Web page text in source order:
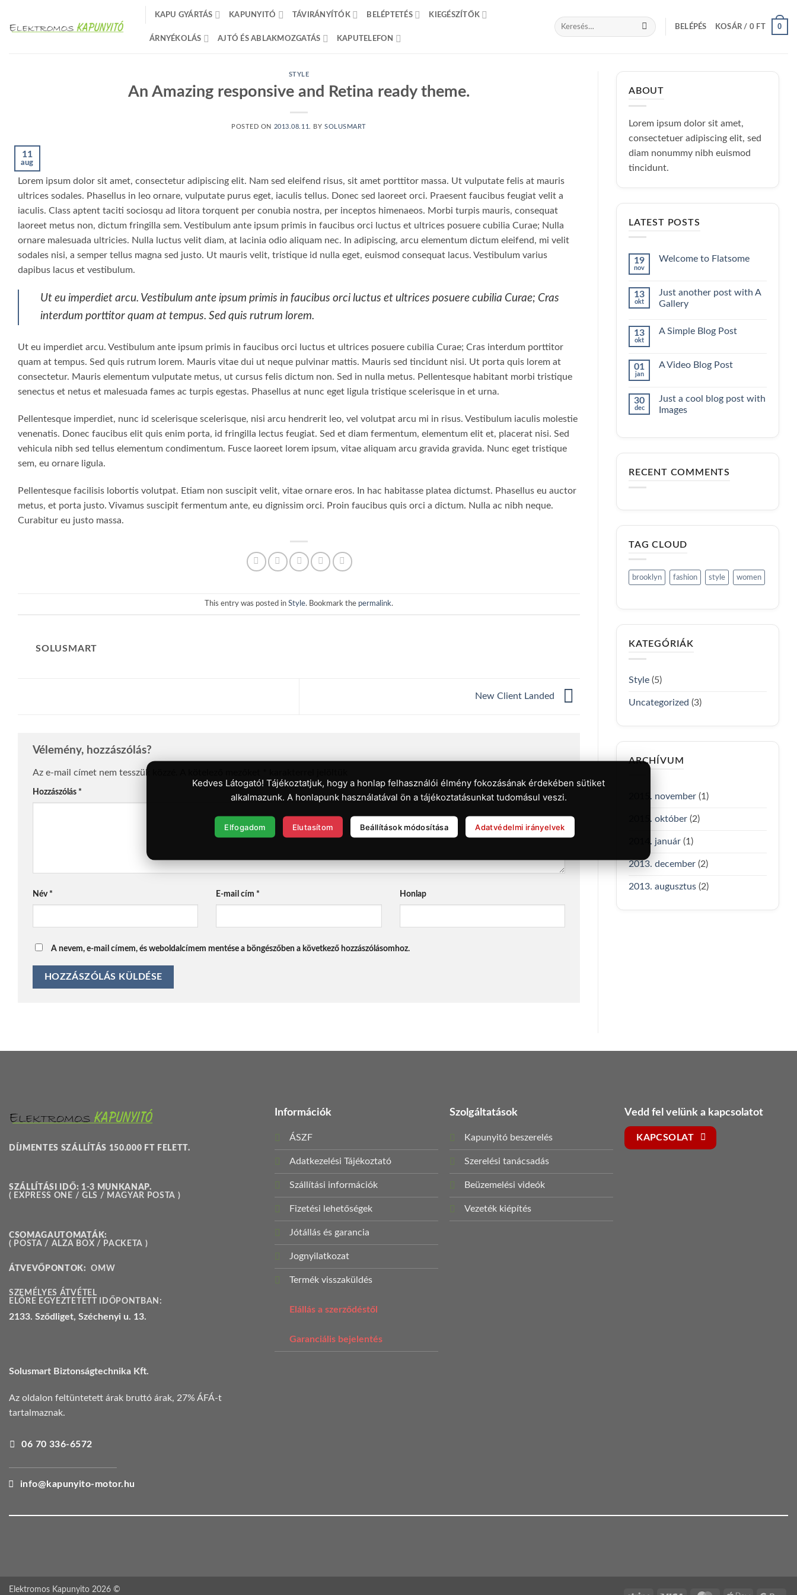
KAPU GYÁRTÁS KAPUNYITÓ TÁVIRÁNYÍTÓK BELÉPTETÉS KIEGÉSZÍTŐK
ÁRNYÉKOLÁS AJTÓ ÉS ABLAKMOZGATÁS KAPUTELEFON
Keresés
a
BELÉPÉS KOSÁR / 0 FT 0
STYLE
An Amazing responsive and Retina ready theme.
POSTED ON 2013.08.11. BY SOLUSMART
11
aug
Lorem ipsum dolor sit amet, consectetur adipiscing elit. Nam sed eleifend risus, sit amet porttitor massa. Ut vulputate felis at mauris
ultrices sodales. Phasellus in leo ornare, vulputate purus eget, iaculis tellus. Donec sed laoreet orci. Praesent faucibus feugiat velit a
iaculis. Class aptent taciti sociosqu ad litora torquent per conubia nostra, per inceptos himenaeos. Morbi turpis mauris, consequat
laoreet metus non, dictum fringilla sem. Vestibulum ante ipsum primis in faucibus orci luctus et ultrices posuere cubilia Curae; Nulla
ornare malesuada ultricies. Nulla luctus velit diam, at lacinia odio aliquam nec. In adipiscing, arcu elementum dictum eleifend, mi velit
sodales nisi, a semper tellus magna sed justo. Ut mauris velit, tristique id nulla eget, euismod consequat lacus. Vestibulum varius
dapibus lacus et vestibulum.
Ut eu imperdiet arcu. Vestibulum ante ipsum primis in faucibus orci luctus et ultrices posuere cubilia Curae; Cras
interdum porttitor quam at tempus. Sed quis rutrum lorem.
Ut eu imperdiet arcu. Vestibulum ante ipsum primis in faucibus orci luctus et ultrices posuere cubilia Curae; Cras interdum porttitor
quam at tempus. Sed quis rutrum lorem. Mauris vitae dui ut neque pulvinar mattis. Mauris sed tincidunt nisi. Ut porta quis lorem at
consectetur. Mauris elementum vulputate metus, ut cursus felis dictum non. Sed in nulla metus. Pellentesque habitant morbi tristique
senectus et netus et malesuada fames ac turpis egestas. Phasellus at nunc eget ligula tristique scelerisque in et urna.
Pellentesque imperdiet, nunc id scelerisque scelerisque, nisi arcu hendrerit leo, vel volutpat arcu mi in risus. Vestibulum iaculis molestie
venenatis. Donec faucibus elit quis enim porta, id fringilla lectus feugiat. Sed et diam fermentum, elementum elit et, placerat nisi. Sed
vehicula nibh sed tellus elementum condimentum. Fusce laoreet lorem ipsum, vitae aliquam arcu gravida gravida. Nunc eget tristique
sem, eu ornare ligula.
Pellentesque facilisis lobortis volutpat. Etiam non suscipit velit, vitae ornare eros. In hac habitasse platea dictumst. Phasellus eu auctor
metus, et porta justo. Vivamus suscipit fermentum ante, eu dignissim orci. Proin faucibus quis orci a dictum. Nulla ac nibh neque.
Curabitur eu justo massa.
This entry was posted in Style. Bookmark the permalink.
SOLUSMART
New Client Landed
Vélemény, hozzászólás?
Az e-mail címet nem tesszük közzé.
Hozzászólás *
Név * E-mail cím * Honlap
A nevem, e-mail címem, és weboldalcímem mentése a böngészőben a következő hozzászólásomhoz.
ABOUT
Lorem ipsum dolor sit amet,
consectetuer adipiscing elit, sed
diam nonummy nibh euismod
tincidunt.
LATEST POSTS
19
nov
Welcome to Flatsome
Welcome
to
13
okt
Just another post with A
Gallery
a(z)
with
A
13
okt
A Simple Blog Post
A
bejegyzéshez
01
jan
A Video Blog Post
A
Video
30
dec
Just a cool blog post with
Images
a(z)
a
blog
post
RECENT COMMENTS
TAG CLOUD
brooklyn fashion style women
KATEGÓRIÁK
Style (5)
Uncategorized (3)
ARCHÍVUM
2015. november (1)
2015. október (2)
2014. január (1)
2013. december (2)
2013. augusztus (2)
DÍJMENTES SZÁLLÍTÁS 150.000 FT FELETT.
SZÁLLÍTÁSI IDŐ: 1-3 MUNKANAP.
( EXPRESS ONE / GLS / MAGYAR POSTA )
CSOMAGAUTOMATÁK:
( POSTA / ALZA BOX / PACKETA )
ÁTVEVŐPONTOK:OMW
SZEMÉLYES ÁTVÉTEL
ELŐRE EGYEZTETETT IDŐPONTBAN:
2133. Sződliget, Széchenyi u. 13.
Solusmart Biztonságtechnika Kft.
Az oldalon feltüntetett árak bruttó árak, 27% ÁFÁ-t
tartalmaznak.
06 70 336-6572
info@kapunyito-motor.hu
Információk
ÁSZF
Adatkezelési Tájékoztató
Szállítási információk
Fizetési lehetőségek
Jótállás és garancia
Jognyilatkozat
Termék visszaküldés
Elállás a szerződéstől
Garanciális bejelentés
Szolgáltatások
Kapunyitó beszerelés
Szerelési tanácsadás
Beüzemelési videók
Vezeték kiépítés
Vedd fel velünk a kapcsolatot
KAPCSOLAT
Elektromos Kapunyito 2026 ©
Kedves Látogató! Tájékoztatjuk, hogy a honlap felhasználói élmény fokozásának érdekében sütiket
alkalmazunk. A honlapunk használatával ön a tájékoztatásunkat tudomásul veszi.
Elfogadom Elutasítom Beállítások módosítása Adatvédelmi irányelvek